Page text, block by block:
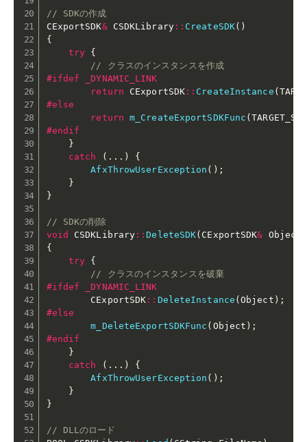
// SDKの作成
CExportSDK& CSDKLibrary:: CreateSDK( )
{
try {
// クラスのインスタンスを作成
#ifdef _DYNAMIC_LINK
return CExportSDK :: CreateInstance (
#else
return
m_CreateExportSDKFunc (
#endif
}
catch
( . . . )
{
AfxThrowUserException ( ) ;
}
}
// SDKの削除
void
CSDKLibrary ::DeleteSDK( CExportSDK& Object
{
try {
// クラスのインスタンスを破棄
#ifdef _DYNAMIC_LINK
        CExportSDK
:: DeleteInstance (Object ) ;
#else
m_DeleteExportSDKFunc ( Object ) ;
#endif
}
catch
( . . . )
{
AfxThrowUserException ( ) ;
}
}
// DLLのロード